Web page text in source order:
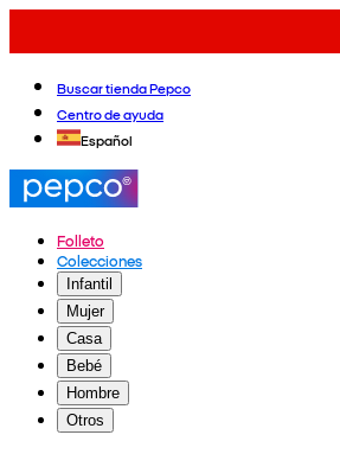
Buscar tienda Pepco
Centro de ayuda
Español
Folleto
Colecciones
Infantil
Mujer
Casa
Bebé
Hombre
Otros